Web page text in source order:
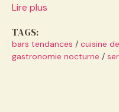
Lire plus
TAGS:
bars tendances / cuisine
gastronomie nocturne /